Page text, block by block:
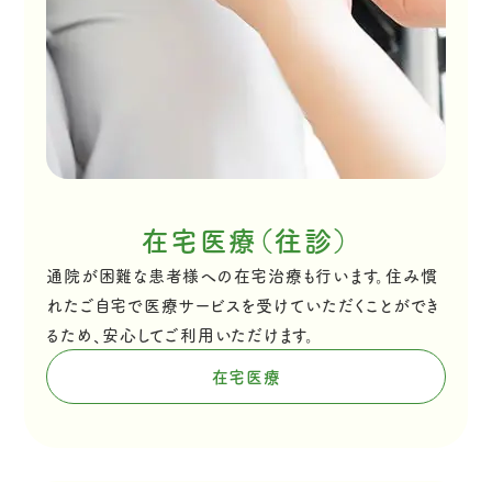
在宅医療（往診）
通院が困難な患者様への在宅治療も行います。住み慣
れたご自宅で医療サービスを受けていただくことができ
るため、安心してご利用いただけます。
在宅医療